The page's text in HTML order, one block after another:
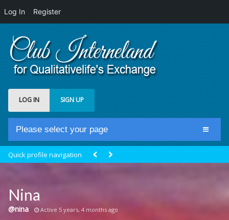
Log In Register
LOG IN SIGN UP
Please select your page
Groups
Quick profile navigation
Nina
@nina Active 5 years, 4 months ago